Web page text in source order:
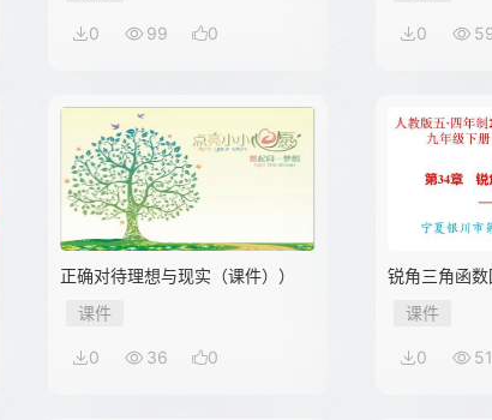
0 99 0 0
正确对待理想与现实（课件））
课件
0 36 0
锐角三角函
课件
0 51